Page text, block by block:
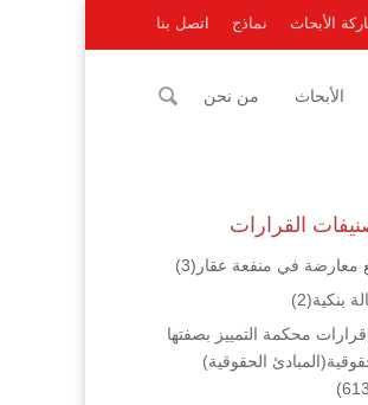
الأبحاث نماذج اتصل بنا
الأبحاث من نحن
القرارات
معارضة في منفعة عقار (3)
بنكية(2)
قرارات محكمة التمييز بصفتها
الحقوقية)